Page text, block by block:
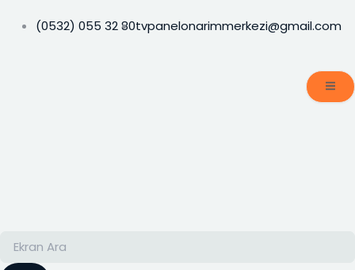
atla
(0532) 055 32 80tvpanelonarimmerkezi@gmail.com
Ara